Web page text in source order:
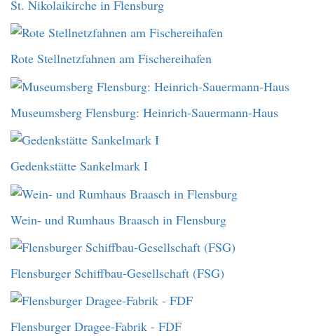
St. Nikolaikirche in Flensburg
Rote Stellnetzfahnen am Fischereihafen
Museumsberg Flensburg: Heinrich-Sauermann-Haus
Gedenkstätte Sankelmark I
Wein- und Rumhaus Braasch in Flensburg
Flensburger Schiffbau-Gesellschaft (FSG)
Flensburger Dragee-Fabrik - FDF